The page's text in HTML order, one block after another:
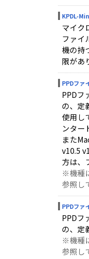
KPDL-
マイク
ファイ
機の持
限があ
PPDフ
PPDフ
の、定
使用し
ンター
また
v10.5
方は、
※機種
参照し
PPDファ
PPDフ
の、定
※機種
参照し